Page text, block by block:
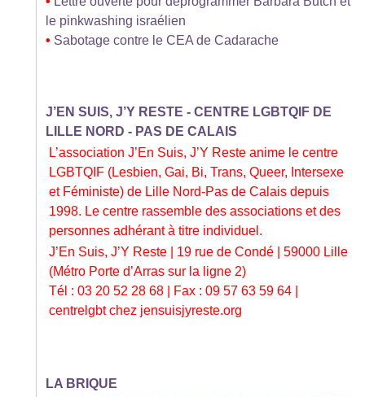
le pinkwashing israélien
• Sabotage contre le CEA de Cadarache
J’EN SUIS, J’Y RESTE - CENTRE LGBTQIF DE
LILLE NORD - PAS DE CALAIS
L’association J’En Suis, J’Y Reste anime le centre
LGBTQIF (Lesbien, Gai, Bi, Trans, Queer, Intersexe
et Féministe) de Lille Nord-Pas de Calais depuis
1998. Le centre rassemble des associations et des
personnes adhérant à titre individuel.
J’En Suis, J’Y Reste | 19 rue de Condé | 59000 Lille
(Métro Porte d’Arras sur la ligne 2)
Tél : 03 20 52 28 68 | Fax : 09 57 63 59 64 |
centrelgbtchez jensuisjyreste.org
LA BRIQUE